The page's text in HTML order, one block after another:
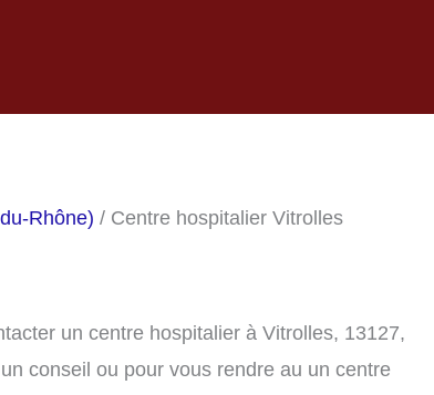
Rhône) / Centre hospitalier Vitrolles
un centre hospitalier à Vitrolles, 13127,
conseil ou pour vous rendre au un centre